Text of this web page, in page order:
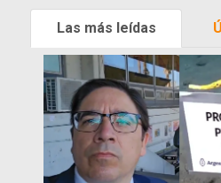
Las más leídas